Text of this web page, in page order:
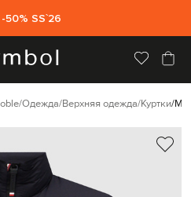
50% SS`26
Одежда Верхняя одежда Куртки